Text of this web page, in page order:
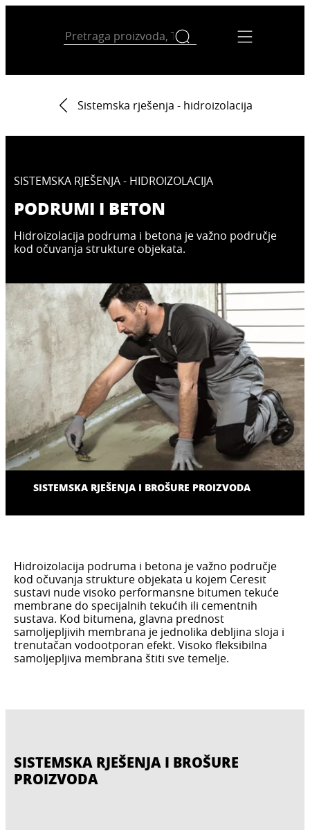
Sistemska rješenja - hidroizolacija
SISTEMSKA RJEŠENJA - HIDROIZOLACIJA
PODRUMI I BETON
Hidroizolacija podruma i betona je važno područje
kod očuvanja strukture objekata.
SISTEMSKA RJEŠENJA I BROŠURE PROIZVODA
Hidroizolacija podruma i betona je važno područje
kod očuvanja strukture objekata u kojem Ceresit
sustavi nude visoko performansne bitumen tekuće
membrane do specijalnih tekućih ili cementnih
sustava. Kod bitumena, glavna prednost
samoljepljivih membrana je jednolika debljina sloja i
trenutačan vodootporan efekt. Visoko fleksibilna
samoljepljiva membrana štiti sve temelje.
SISTEMSKA RJEŠENJA I BROŠURE
PROIZVODA